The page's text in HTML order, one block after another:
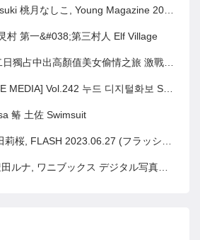
こ, Young Magazine 2023 No.28 (ヤングマガジン 2023年28号)
村 第一&#038;第三村人 Elf Village
出高顏值美女偷情之旅 激戰泡溫泉SEX啪啪啪! Set.02
Vol.242 누드 디지털화보 Set.01
䲠 土佐 Swimsuit
2023.06.27 (フラッシュ 2023年6月27日号)
ックス デジタル写真集 『 君の笑顔が好きなんだ 』 Set.01